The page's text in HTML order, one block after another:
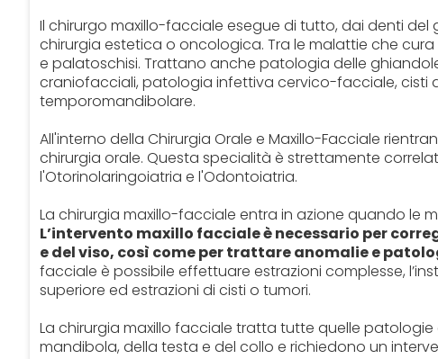
Il chirurgo maxillo-facciale esegue di tutto, dai denti del
chirurgia estetica o oncologica. Tra le malattie che
e palatoschisi. Trattano anche patologia delle
craniofacciali, patologia infettiva cervico-facciale, cisti
temporomandibolare.
All'interno della Chirurgia Orale e Maxillo-Facciale
chirurgia orale. Questa specialità è strettamente
l'Otorinolaringoiatria e l'Odontoiatria.
La chirurgia maxillo-facciale entra in azione quando le
L’intervento maxillo facciale è necessario per
e del viso, così come per trattare anomalie e
facciale è possibile effettuare estrazioni complesse,
superiore ed estrazioni di cisti o tumori.
La chirurgia maxillo facciale tratta tutte quelle
mandibola, della testa e del collo e richiedono un